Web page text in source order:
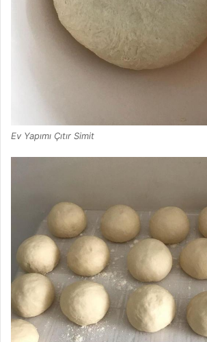
Ev Yapımı Çıtır Simit